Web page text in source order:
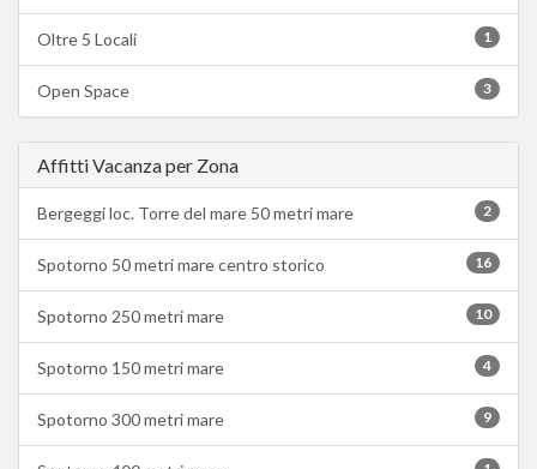
1
Oltre 5 Locali
3
Open Space
Affitti Vacanza per Zona
2
Bergeggi loc. Torre del mare 50 metri mare
16
Spotorno 50 metri mare centro storico
10
Spotorno 250 metri mare
4
Spotorno 150 metri mare
9
Spotorno 300 metri mare